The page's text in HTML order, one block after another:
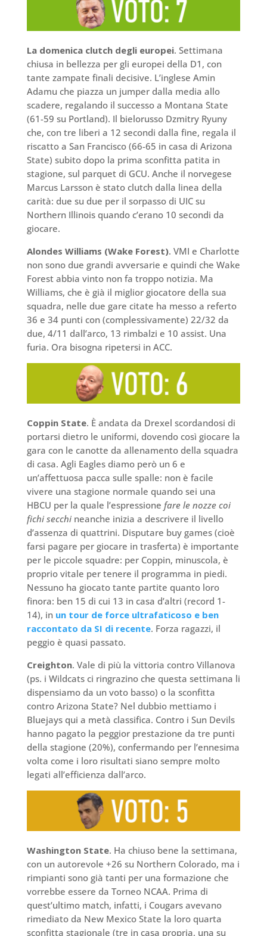
La domenica clutch degli europei. Settimana
chiusa in bellezza per gli europei della D1, con
tante zampate finali decisive. L’inglese Amin
Adamu che piazza un jumper dalla media allo
scadere, regalando il successo a Montana State
(61-59 su Portland). Il bielorusso Dzmitry Ryuny
che, con tre liberi a 12 secondi dalla fine, regala il
riscatto a San Francisco (66-65 in casa di Arizona
State) subito dopo la prima sconfitta patita in
stagione, sul parquet di GCU. Anche il norvegese
Marcus Larsson è stato clutch dalla linea della
carità: due su due per il sorpasso di UIC su
Northern Illinois quando c’erano 10 secondi da
giocare.
Alondes Williams (Wake Forest). VMI e Charlotte
non sono due grandi avversarie e quindi che Wake
Forest abbia vinto non fa troppo notizia. Ma
Williams, che è già il miglior giocatore della sua
squadra, nelle due gare citate ha messo a referto
36 e 34 punti con (complessivamente) 22/32 da
due, 4/11 dall’arco, 13 rimbalzi e 10 assist. Una
furia. Ora bisogna ripetersi in ACC.
Coppin State. È andata da Drexel scordandosi di
portarsi dietro le uniformi, dovendo così giocare la
gara con le canotte da allenamento della squadra
di casa. Agli Eagles diamo però un 6 e
un’affettuosa pacca sulle spalle: non è facile
vivere una stagione normale quando sei una
HBCU per la quale l’espressione fare le nozze coi
fichi secchineanche inizia a descrivere il livello
d’assenza di quattrini. Disputare buy games (cioè
farsi pagare per giocare in trasferta) è importante
per le piccole squadre: per Coppin, minuscola, è
proprio vitale per tenere il programma in piedi.
Nessuno ha giocato tante partite quanto loro
finora: ben 15 di cui 13 in casa d’altri (record 1-
14), in un tour de force ultrafaticoso e ben
raccontato da SI di recente. Forza ragazzi, il
peggio è quasi passato.
Creighton. Vale di più la vittoria contro Villanova
(ps. i Wildcats ci ringrazino che questa settimana li
dispensiamo da un voto basso) o la sconfitta
contro Arizona State? Nel dubbio mettiamo i
Bluejays qui a metà classifica. Contro i Sun Devils
hanno pagato la peggior prestazione da tre punti
della stagione (20%), confermando per l’ennesima
volta come i loro risultati siano sempre molto
legati all’efficienza dall’arco.
Washington State. Ha chiuso bene la settimana,
con un autorevole +26 su Northern Colorado, ma i
rimpianti sono già tanti per una formazione che
vorrebbe essere da Torneo NCAA. Prima di
quest’ultimo match, infatti, i Cougars avevano
rimediato da New Mexico State la loro quarta
sconfitta stagionale (tre in casa propria, una su